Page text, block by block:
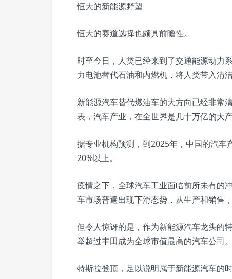
恒大的新能源野望
恒大的赛道选择也颇具前瞻性。
时至今日，人类已经来到了交通能源动力
力电池替代石油和内燃机，将人类带入清洁
新能源汽车替代燃油车的大方向已经非常
表，汽车产业，在全世界是几十万亿的大产
据专业机构预测，到2025年，中国的汽
20%以上。
疫情之下，全球汽车工业面临前所未有的
车市场普遍出现下滑态势，从生产和销售
但令人惊讶的是，作为新能源汽车龙头的
举超过丰田成为全球市值最高的汽车公司。
特斯拉登顶，足以说明属于新能源汽车的时